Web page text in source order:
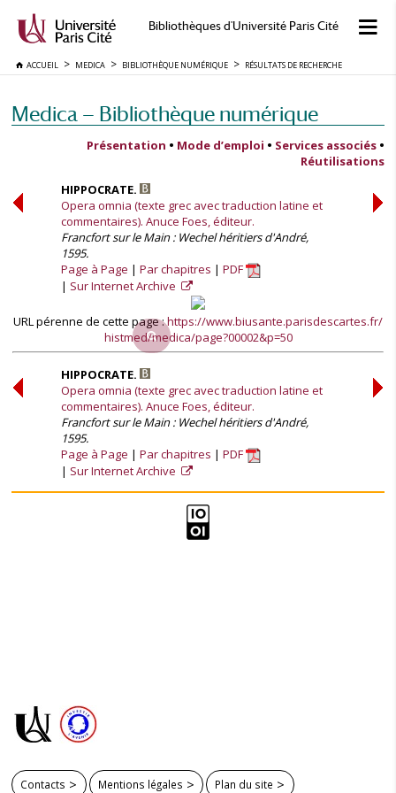
Bibliothèques d'Université Paris Cité
ACCUEIL MEDICA BIBLIOTHÈQUE NUMÉRIQUE RÉSULTATS DE RECHERCHE
Medica — Bibliothèque numérique
Présentation • Mode d’emploi • Services associés •
Réutilisations
HIPPOCRATE.
Opera omnia (texte grec avec traduction latine et
commentaires). Anuce Foes, éditeur.
Francfort sur le Main : Wechel héritiers d'André,
1595.
Page à Page
Par chapitres
PDF
Sur Internet Archive
URL pérenne de cette page :https://www.biusante.parisdescartes.fr/
histmed/medica/page?00002&p=50
HIPPOCRATE.
Opera omnia (texte grec avec traduction latine et
commentaires). Anuce Foes, éditeur.
Francfort sur le Main : Wechel héritiers d'André,
1595.
Page à Page
Par chapitres
PDF
Sur Internet Archive
Contacts Mentions légales Plan du site